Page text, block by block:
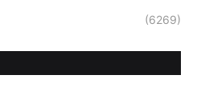
(6269)